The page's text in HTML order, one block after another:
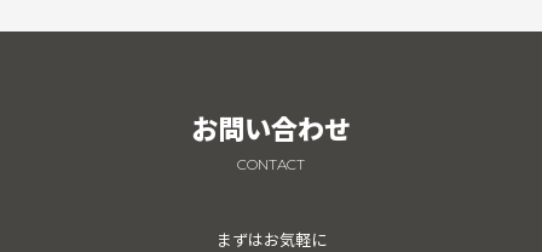
お問い合わせ
CONTACT
まずはお気軽に